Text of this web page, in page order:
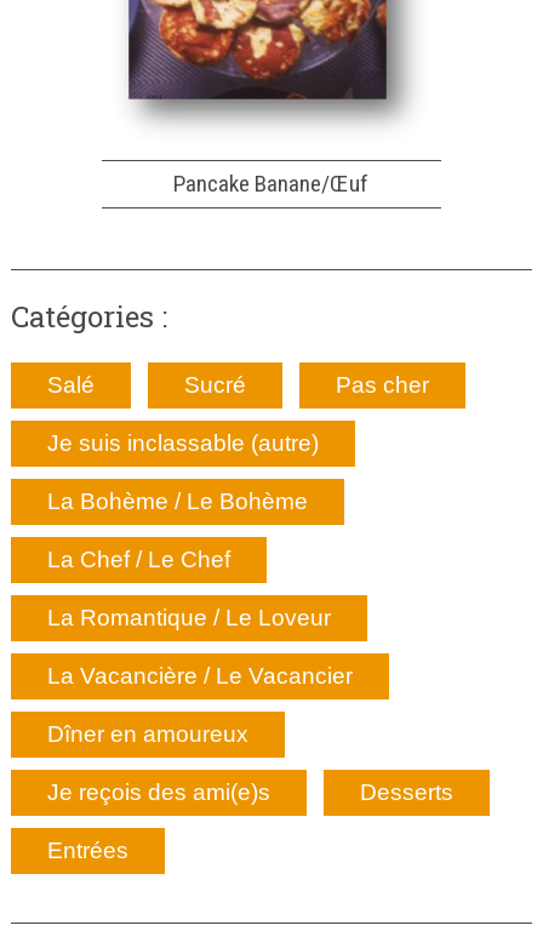
Pancake Banane/Œuf
Catégories :
Salé Sucré Pas cher
Je suis inclassable (autre)
La Bohème / Le Bohème
La Chef / Le Chef
La Romantique / Le Loveur
La Vacancière / Le Vacancier
Dîner en amoureux
Je reçois des ami(e)s Desserts
Entrées